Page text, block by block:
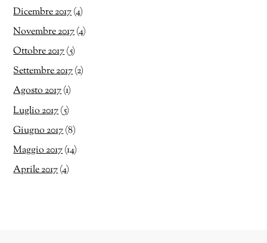
Dicembre 2017(4)
Novembre 2017(4)
Ottobre 2017(5)
Settembre 2017(2)
Agosto 2017(1)
Luglio 2017(5)
Giugno 2017(8)
Maggio 2017(14)
Aprile 2017(4)